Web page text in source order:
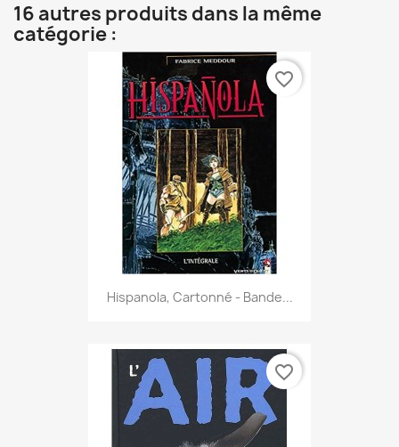
16 autres produits dans la même
catégorie :
Hispanola, Cartonné - Bande...
favorite_border
favorite_border